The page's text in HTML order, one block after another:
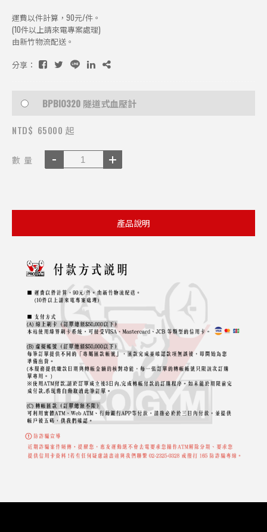
運費以件計算，90元/件。
(10件以上請來電專案處理)
由新竹物流配送。
分享：
BPBIO320 隧道式血壓計
NTD$ 65000 起
數 量
產品說明